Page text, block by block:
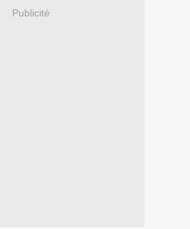
Publicité